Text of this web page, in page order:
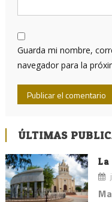
Guarda mi nombre,
navegador para la
ÚLTIMAS